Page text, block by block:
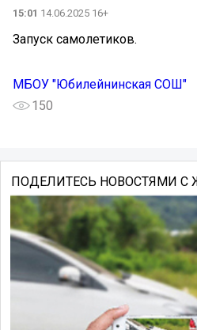
15:01 14.06.2025 16+
Запуск самолетиков.
МБОУ "Юбилейнинская СОШ"
150
ПОДЕЛИТЕСЬ НОВОСТЯМИ С